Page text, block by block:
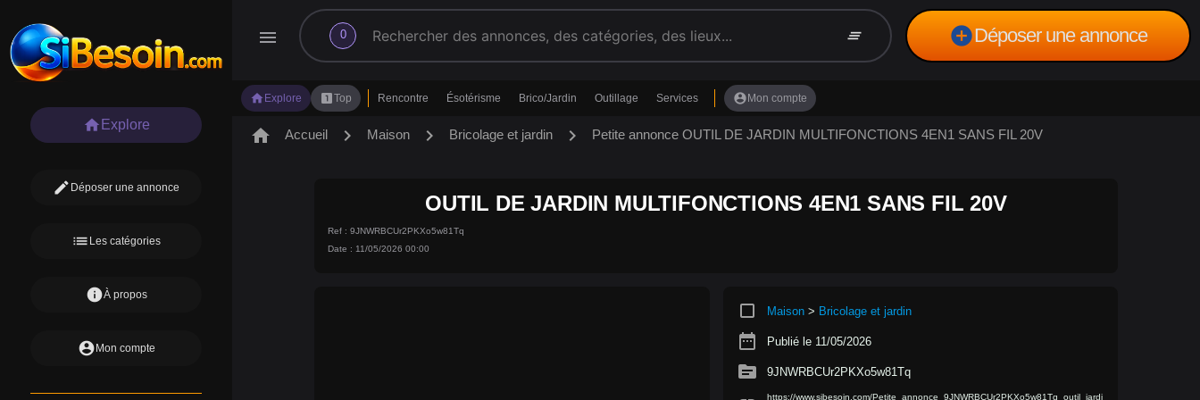
menu 0
search clear_all add_circleDéposer une annonce
home Explore looks_oneTop Rencontre Ésotérisme Brico/Jardin Outillage Services account_circle Mon compte
home Explore
edit Déposer une annonce
list Les catégories
infoÀ propos
account_circle Mon compte
home Accueil chevron_right Maison chevron_right Bricolage et jardin chevron_right Petite annonce OUTIL DE JARDIN MULTIFONCTIONS 4EN1 SANS FIL 20V
OUTIL DE JARDIN MULTIFONCTIONS 4EN1 SANS FIL 20V
Ref : 9JNWRBCUr2PKXo5w81Tq
Date : 11/05/2026 00:00
crop_square Maison> Bricolage et jardin
date_range Publié le 11/05/2026
source 9JNWRBCUr2PKXo5w81Tq
https://www.sibesoin.com/Petite_annonce_9JNWRBCUr2PKXo5w81Tq_outil_jardi